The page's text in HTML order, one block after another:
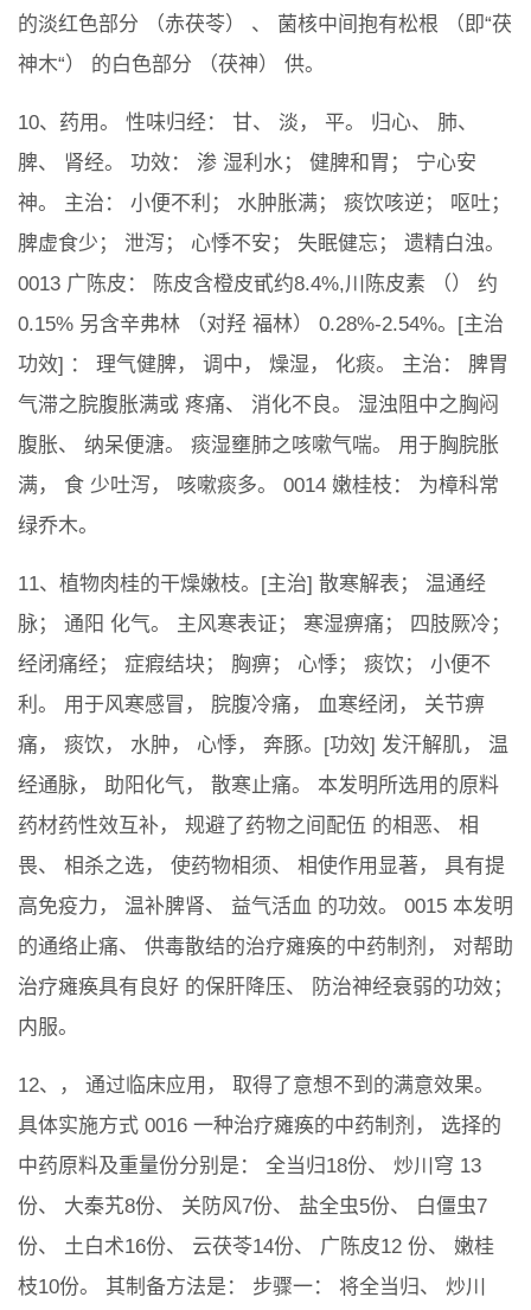
的淡红色部分 （赤茯苓） 、 菌核中间抱有松根 （即“茯
神木“） 的白色部分 （茯神） 供。
10、药用。 性味归经： 甘、 淡， 平。 归心、 肺、
脾、 肾经。 功效： 渗 湿利水； 健脾和胃； 宁心安
神。 主治： 小便不利； 水肿胀满； 痰饮咳逆； 呕吐；
脾虚食少； 泄泻； 心悸不安； 失眠健忘； 遗精白浊。
0013 广陈皮： 陈皮含橙皮甙约8.4%,川陈皮素 （） 约
0.15% 另含辛弗林 （对羟 福林） 0.28%-2.54%。[主治
功效] ： 理气健脾， 调中， 燥湿， 化痰。 主治： 脾胃
气滞之脘腹胀满或 疼痛、 消化不良。 湿浊阻中之胸闷
腹胀、 纳呆便溏。 痰湿壅肺之咳嗽气喘。 用于胸脘胀
满， 食 少吐泻， 咳嗽痰多。 0014 嫩桂枝： 为樟科常
绿乔木。
11、植物肉桂的干燥嫩枝。[主治] 散寒解表； 温通经
脉； 通阳 化气。 主风寒表证； 寒湿痹痛； 四肢厥冷；
经闭痛经； 症瘕结块； 胸痹； 心悸； 痰饮； 小便不
利。 用于风寒感冒， 脘腹冷痛， 血寒经闭， 关节痹
痛， 痰饮， 水肿， 心悸， 奔豚。[功效] 发汗解肌， 温
经通脉， 助阳化气， 散寒止痛。 本发明所选用的原料
药材药性效互补， 规避了药物之间配伍 的相恶、 相
畏、 相杀之选， 使药物相须、 相使作用显著， 具有提
高免疫力， 温补脾肾、 益气活血 的功效。 0015 本发明
的通络止痛、 供毒散结的治疗瘫痪的中药制剂， 对帮助
治疗瘫痪具有良好 的保肝降压、 防治神经衰弱的功效；
内服。
12、， 通过临床应用， 取得了意想不到的满意效果。
具体实施方式 0016 一种治疗瘫痪的中药制剂， 选择的
中药原料及重量份分别是： 全当归18份、 炒川穹 13
份、 大秦艽8份、 关防风7份、 盐全虫5份、 白僵虫7
份、 土白术16份、 云茯苓14份、 广陈皮12 份、 嫩桂
枝10份。 其制备方法是： 步骤一： 将全当归、 炒川